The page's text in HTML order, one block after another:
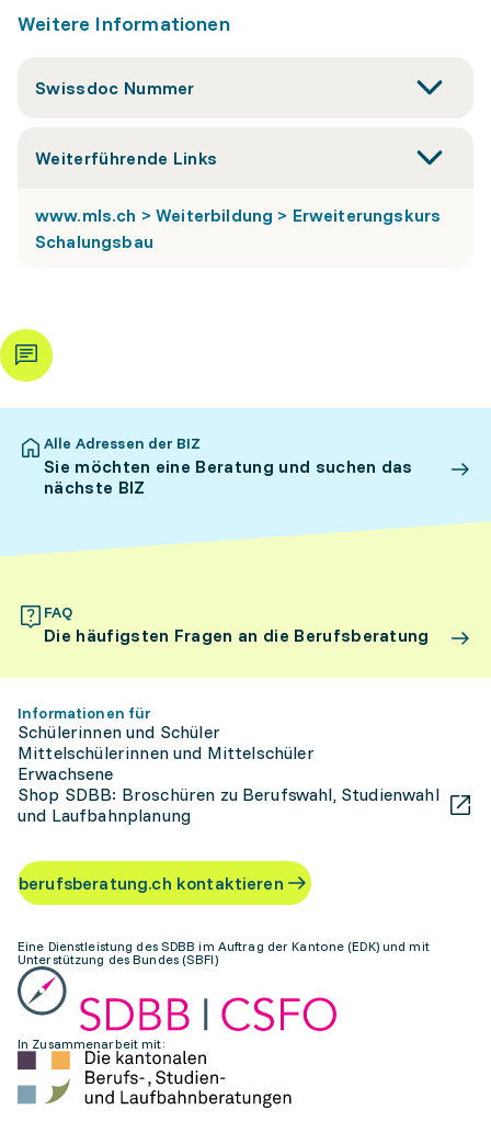
Weitere Informationen
Swissdoc Nummer
Weiterführende Links
www.mls.ch > Weiterbildung > Erweiterungskurs
Schalungsbau
Alle Adressen der BIZ
Sie möchten eine Beratung und suchen das
nächste BIZ
FAQ
Die häufigsten Fragen an die Berufsberatung
Informationen für
Schülerinnen und Schüler
Mittelschülerinnen und Mittelschüler
Erwachsene
Shop SDBB: Broschüren zu Berufswahl, Studienwahl
und Laufbahnplanung
berufsberatung.ch kontaktieren
Eine Dienstleistung des SDBB im Auftrag der Kantone (EDK) und mit
Unterstützung des Bundes (SBFI)
In Zusammenarbeit mit: